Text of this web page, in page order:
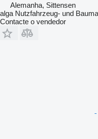
Alemanha, Sittensen
alga Nutzfahrzeug- und
Contacte o vendedor